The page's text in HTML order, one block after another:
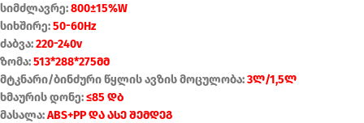
სიმძლავრე:800±15%W
სიხშირე:50-60Hz
ძაბვა:220-240v
ზომა:513*288*275მმ
მტკნარი/ბინძური წყლის ავზის მოცულობა:3ლ/1,5ლ
ხმაურის დონე:≤85 დბ
მასალა:ABS+PP და ასე შემდეგ